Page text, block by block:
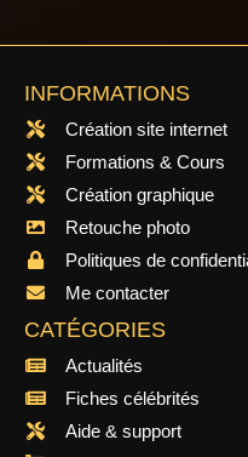
INFORMATIONS
Création site internet
Formations & Cours
Création graphique
Retouche photo
Politiques de
Me contacter
CATÉGORIES
Actualités
Fiches célébrités
Aide & support